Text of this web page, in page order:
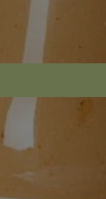
Rezepte